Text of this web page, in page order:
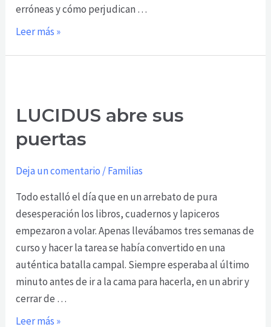
erróneas y cómo perjudican …
Leer más »
LUCIDUS abre sus
puertas
Deja un comentario /Familias
Todo estalló el día que en un arrebato de pura
desesperación los libros, cuadernos y lapiceros
empezaron a volar. Apenas llevábamos tres semanas de
curso y hacer la tarea se había convertido en una
auténtica batalla campal. Siempre esperaba al último
minuto antes de ir a la cama para hacerla, en un abrir y
cerrar de …
sus
Leer más »